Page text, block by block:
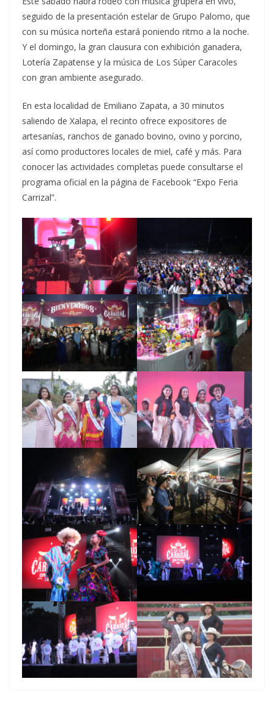
seguido de la presentación estelar de Grupo Palomo, que
con su música norteña estará poniendo ritmo a la noche.
Y el domingo, la gran clausura con exhibición ganadera,
Lotería Zapatense y la música de Los Súper Caracoles
con gran ambiente asegurado.
En esta localidad de Emiliano Zapata, a 30 minutos
saliendo de Xalapa, el recinto ofrece expositores de
artesanías, ranchos de ganado bovino, ovino y porcino,
así como productores locales de miel, café y más. Para
conocer las actividades completas puede consultarse el
programa oficial en la página de Facebook “Expo Feria
Carrizal”.